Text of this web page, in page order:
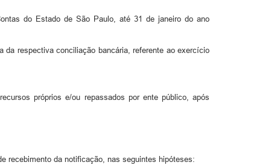
do Estado de São Paulo, até 31 de janeiro do ano
respectiva conciliação bancária, referente ao exercício
próprios e/ou repassados por ente público, após
recebimento da notificação, nas seguintes hipóteses: